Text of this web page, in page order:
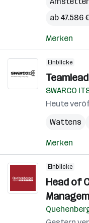
ab 47.586
Merken
Einblicke
SWARCO
Heute
Wattens
Merken
Einblicke
Head of